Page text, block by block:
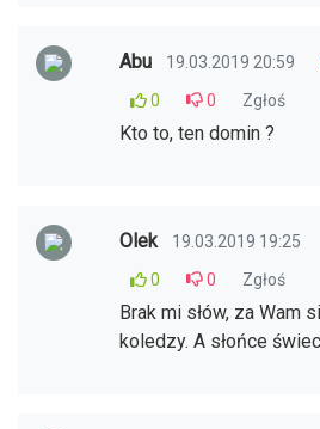
Abu 19.03.2019 20:59
0
0 Zgłoś
Kto to, ten domin ?
Olek 19.03.2019 19:25
0
0 Zgłoś
Brak mi słów, za Wam
koledzy. A słońce